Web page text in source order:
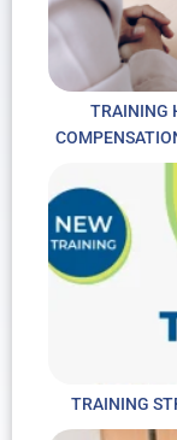
TRAINING
TRAINING